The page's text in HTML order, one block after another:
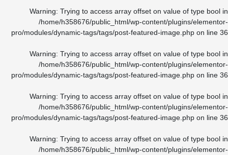
Warning: Trying to access array offset on value of type
/home/h358676/public_html/wp-content/plugins/
pro/modules/dynamic-tags/tags/post-featured-image.phpon line
Warning: Trying to access array offset on value of type
/home/h358676/public_html/wp-content/plugins/
pro/modules/dynamic-tags/tags/post-featured-image.phpon line
Warning: Trying to access array offset on value of type
/home/h358676/public_html/wp-content/plugins/
pro/modules/dynamic-tags/tags/post-featured-image.phpon line
Warning: Trying to access array offset on value of type
/home/h358676/public_html/wp-content/plugins/